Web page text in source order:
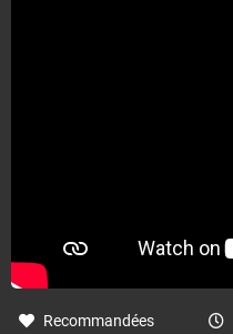
Recommandées